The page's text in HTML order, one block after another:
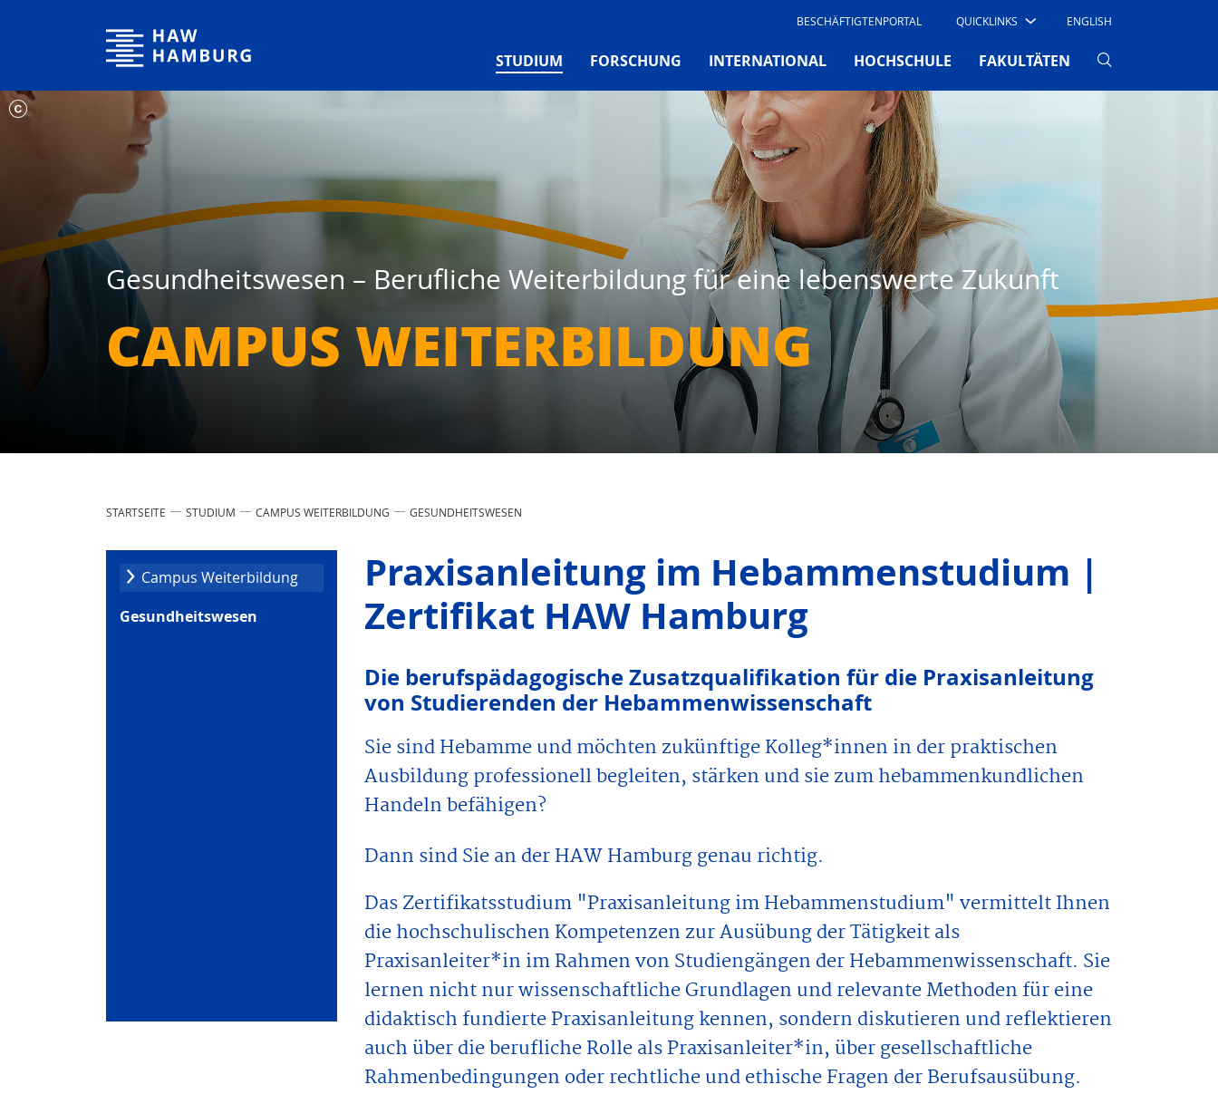
Hochschule für Angewandte Wissenschaften Hamburg BESCHÄFTIGTENPORTAL QUICKLINKS ENGLISH
STUDIUM (CURRENT)
FORSCHUNG INTERNATIONAL HOCHSCHULE FAKULTÄTEN
Gesundheitswesen – Berufliche Weiterbildung für eine lebenswerte Zukunft
CAMPUS WEITERBILDUNG
STARTSEITE STUDIUM CAMPUS WEITERBILDUNG GESUNDHEITSWESEN
Campus Weiter­bildung
Gesundheits­wesen
Praxisanleitung im Hebammenstudium |
Zertifikat HAW Hamburg
Die berufspädagogische Zusatzqualifikation für die Praxisanleitung
von Studierenden der Hebammenwissenschaft
Sie sind Hebamme und möchten zukünftige Kolleg*innen in der praktischen
Ausbildung professionell begleiten, stärken und sie zum hebammenkundlichen
Handeln befähigen?
Dann sind Sie an der HAW Hamburg genau richtig.
Das Zertifikatsstudium "Praxisanleitung im Hebammenstudium" vermittelt Ihnen
die hochschulischen Kompetenzen zur Ausübung der Tätigkeit als
Praxisanleiter*in im Rahmen von Studiengängen der Hebammenwissenschaft. Sie
lernen nicht nur wissenschaftliche Grundlagen und relevante Methoden für eine
didaktisch fundierte Praxisanleitung kennen, sondern diskutieren und reflektieren
auch über die berufliche Rolle als Praxisanleiter*in, über gesellschaftliche
Rahmenbedingungen oder rechtliche und ethische Fragen der Berufsausübung.